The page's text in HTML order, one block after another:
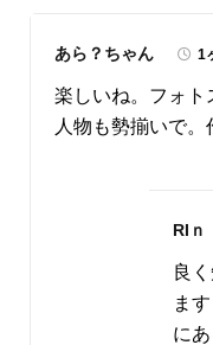
あら？ちゃん 1
楽しいね。フォト
人物も勢揃いで
RIｎ
良
ま
に